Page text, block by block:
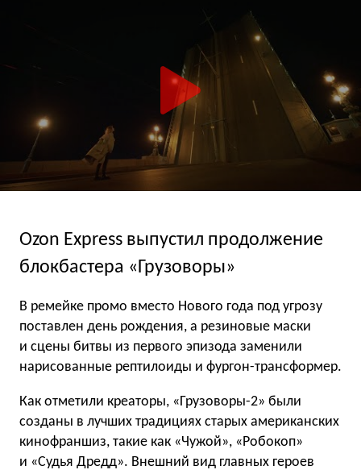
Ozon Express выпустил продолжение
блокбастера «Грузоворы»
В ремейке промо вместо Нового года под угрозу
поставлен день рождения, а резиновые маски
и сцены битвы из первого эпизода заменили
нарисованные рептилоиды и фургон-трансформер.
Как отметили креаторы, «Грузоворы-2» были
созданы в лучших традициях старых американских
кинофраншиз, такие как «Чужой», «Робокоп»
и «Судья Дредд». Внешний вид главных героев